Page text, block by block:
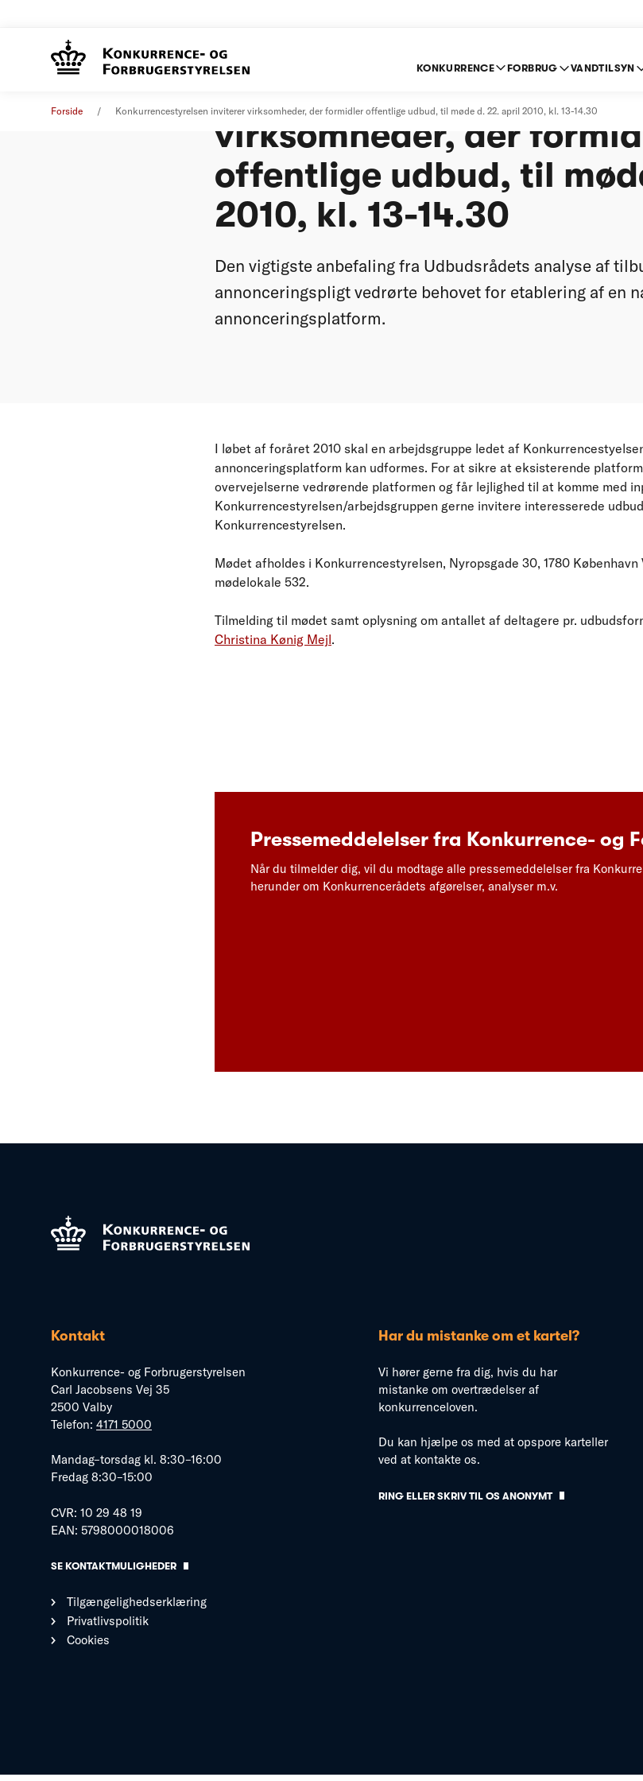
KONKURRENCE FORBRUG VANDTILSYN
Forside Konkurrencestyrelsen inviterer virksomheder, der formidler offentlige udbud, til møde d. 22. april 2010, kl. 13-14.30
virksomheder, der
offentlige udbud, til
2010, kl. 13-14.30
Den vigtigste anbefaling fra Udbudsrådets analyse af
annonceringspligt vedrørte behovet for etablering af en
annonceringsplatform.
I løbet af foråret 2010 skal en arbejdsgruppe ledet af
annonceringsplatform kan udformes. For at sikre at eksisterende
overvejelserne vedrørende platformen og får lejlighed til at komme med
Konkurrencestyrelsen/arbejdsgruppen gerne invitere interesserede
Konkurrencestyrelsen.
Mødet afholdes i Konkurrencestyrelsen, Nyropsgade 30, 1780 København
mødelokale 532.
Tilmelding til mødet samt oplysning om antallet af deltagere pr.
Christina Kønig Mejl.
Pressemeddelelser fra Konkurrence- og
Når du tilmelder dig, vil du modtage alle pressemeddelelser fra
herunder om Konkurrencerådets afgørelser, analyser m.v.
Kontakt
Konkurrence- og Forbrugerstyrelsen
Carl Jacobsens Vej 35
2500 Valby
Telefon: 4171 5000
Mandag–torsdag kl. 8:30–16:00
Fredag 8:30–15:00
CVR: 10 29 48 19
EAN: 5798000018006
SE KONTAKTMULIGHEDER
Tilgængelighedserklæring
Privatlivspolitik
Cookies
Har du mistanke om et kartel?
Vi hører gerne fra dig, hvis du har
mistanke om overtrædelser af
konkurrenceloven.
Du kan hjælpe os med at opspore karteller
ved at kontakte os.
RING ELLER SKRIV TIL OS ANONYMT